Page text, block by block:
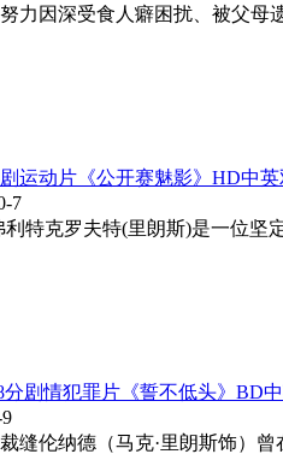
因深受食人癖困扰、被父母遗
运动片《公开赛魅影》HD中
7
克罗夫特(里朗斯)是一位坚
分剧情犯罪片《誓不低头》BD
缝伦纳德（马克·里朗斯饰）